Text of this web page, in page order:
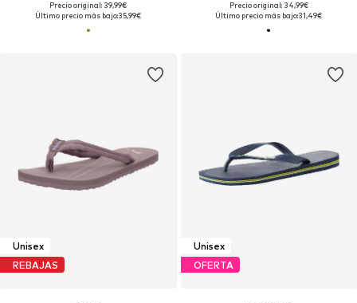
Precio original: 39,99€
Último precio más bajo:35,99€
Precio original: 34,99€
Último precio más bajo:31,49€
Unisex
REBAJAS
Unisex
OFERTA